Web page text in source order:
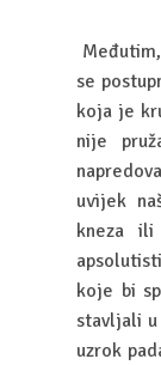
se
koja je
nije
uvijek
kneza ili
koje bi
stavljali
uzrok